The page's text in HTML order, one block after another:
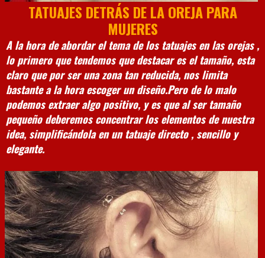
TATUAJES DETRÁS DE LA OREJA PARA
MUJERES
A la hora de abordar el tema de los tatuajes en las orejas ,
lo primero que tendemos que destacar es el tamaño, esta
claro que por ser una zona tan reducida, nos limita
bastante a la hora escoger un diseño.Pero de lo malo
podemos extraer algo positivo, y es que al ser tamaño
pequeño deberemos concentrar los elementos de nuestra
idea, simplificándola en un tatuaje directo , sencillo y
elegante.